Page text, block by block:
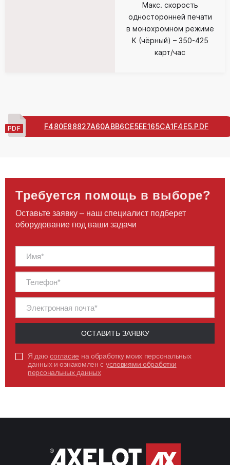
Макс. скорость
односторонней печати
в монохромном режиме
K (чёрный) – 350-425
карт/час
F480E88827A60ABB6CE5EE165CA1F4E5.PDF
Требуется помощь в выборе?
Оставьте заявку – наш специалист подберет
оборудование под ваши задачи
ОСТАВИТЬ ЗАЯВКУ
Я даюсогласие на обработку моих персональных
данных и ознакомлен с условиями обработки
персональных данных